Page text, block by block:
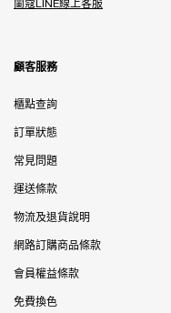
蘭蔻LINE線上客服
顧客服務
櫃點查詢
訂單狀態
常見問題
運送條款
物流及退貨說明
網路訂購商品條款
會員權益條款
免費換色